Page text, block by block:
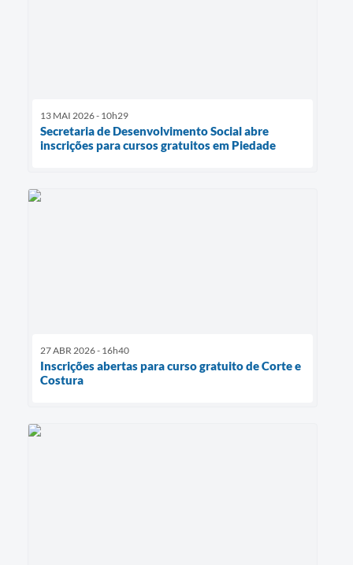
13 MAI 2026 - 10h29
Secretaria de Desenvolvimento Social abre
inscrições para cursos gratuitos em Piedade
27 ABR 2026 - 16h40
Inscrições abertas para curso gratuito de Corte e
Costura